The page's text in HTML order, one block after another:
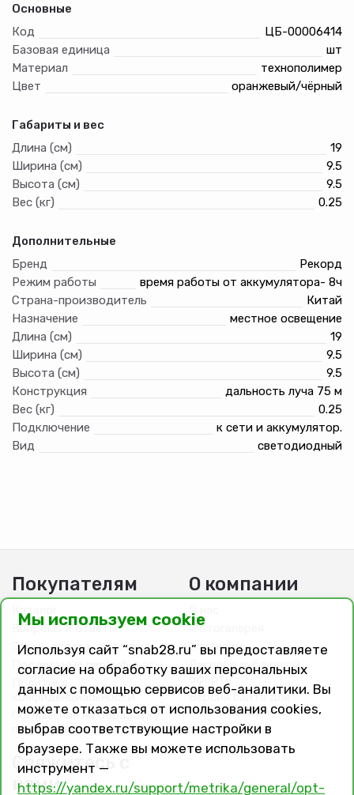
Основные
Код
ЦБ-00006414
Базовая единица
шт
Материал
технополимер
Цвет
оранжевый/чёрный
Габариты и вес
Длина (см)
19
Ширина (см)
9.5
Высота (см)
9.5
Вес (кг)
0.25
Дополнительные
Бренд
Рекорд
Режим работы
время работы от аккумулятора- 8ч
Страна-производитель
Китай
Назначение
местное освещение
Длина (см)
19
Ширина (см)
9.5
Высота (см)
9.5
Конструкция
дальность луча 75 м
Вес (кг)
0.25
Подключение
к сети и аккумулятор.
Вид
светодиодный
Покупателям
Каталог
Вопросы и ответы
Заказ, оплата, доставка
Подарочные сертификаты
конфиденциальности
Соглашение на обработку
персональных данных
О компании
О нас
Фотогалерея
Вакансии
Договор публичной
оферты
Версия сайта для
слабовидящих
Свяжитесь с
нами
Мы используем cookie
Используя сайт “snab28.ru” вы предоставляете
согласие на обработку ваших персональных
данных с помощью сервисов веб-аналитики. Вы
можете отказаться от использования cookies,
выбрав соответствующие настройки в
браузере. Также вы можете использовать
инструмент —
https://yandex.ru/support/metrika/general/opt-